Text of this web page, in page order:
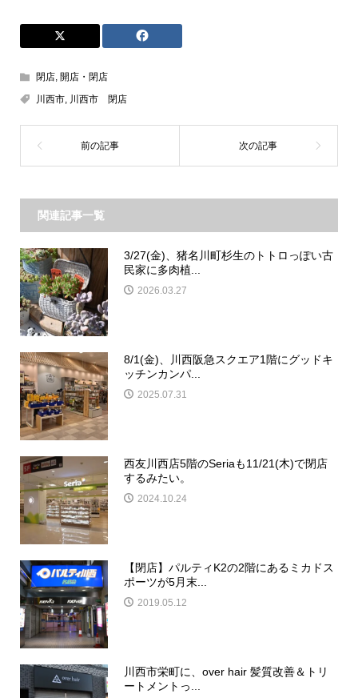
閉店, 開店・閉店
川西市, 川西市 閉店
関連記事一覧
3/27(金)、猪名川町杉生のトトロっぽい古
民家に多肉植...
2026.03.27
8/1(金)、川西阪急スクエア1階にグッドキ
ッチンカンパ...
2025.07.31
西友川西店5階のSeriaも11/21(木)で閉店
するみたい。
2024.10.24
【閉店】パルティK2の2階にあるミカドス
ポーツが5月末...
2019.05.12
川西市栄町に、over hair 髪質改善＆トリ
ートメントっ...